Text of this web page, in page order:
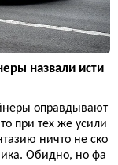
назвали исти
оправдывают
при тех же усили
ничто не ско
Обидно, но фа